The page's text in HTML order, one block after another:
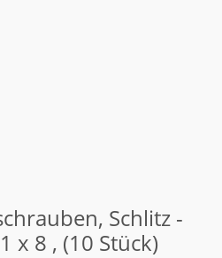
Schlitz -
x 8 , (10 Stück)